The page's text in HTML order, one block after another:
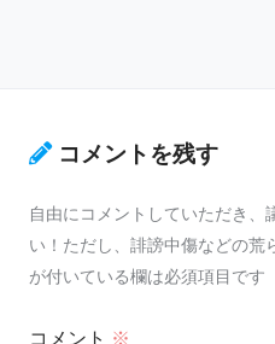
コメントを残す
自由にコメントしていただき、
い！ただし、誹謗中傷などの荒
が付いている欄は必須項目です
コメント ※